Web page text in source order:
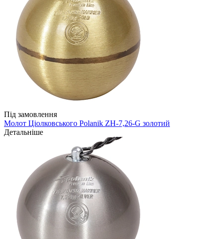
Під замовлення
Молот Ціолковського Polanik ZH-7,26-G золотий
Детальніше